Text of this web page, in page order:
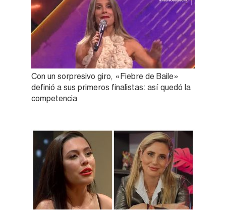
Con un sorpresivo giro, «Fiebre de Baile»
definió a sus primeros finalistas: así quedó la
competencia